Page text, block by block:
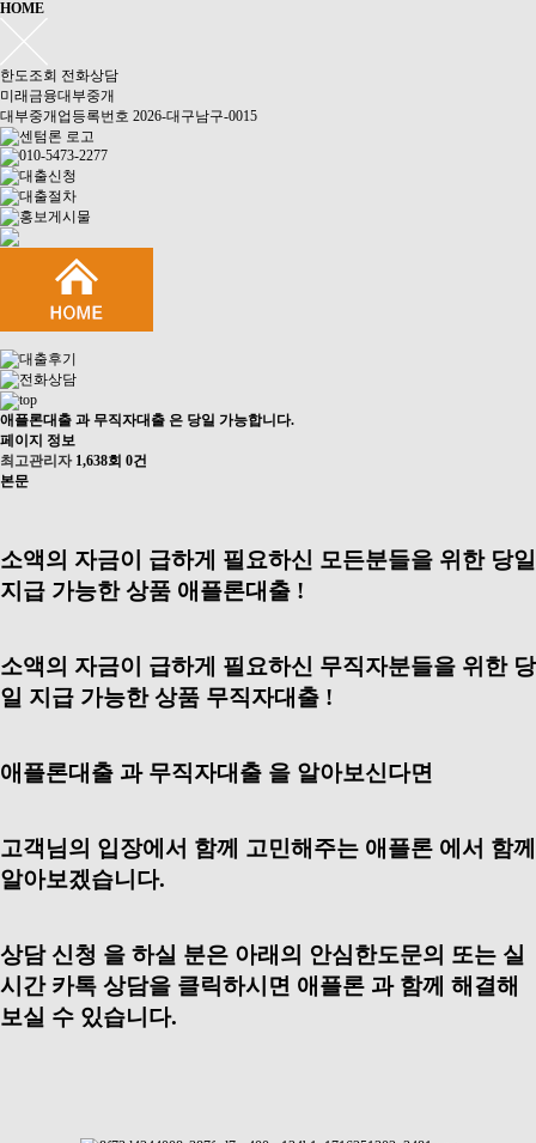
HOME
한도조회 전화상담
미래금융대부중개
대부중개업등록번호 2026-대구남구-0015
애플론대출 과 무직자대출 은 당일 가능합니다.
페이지 정보
최고관리자 1,638회 0건
본문
소액의 자금이 급하게 필요하신 모든분들을 위한 당일
지급 가능한 상품 애플론대출 !
소액의 자금이 급하게 필요하신 무직자분들을 위한 당
일 지급 가능한 상품 무직자대출 !
애플론대출 과 무직자대출 을 알아보신다면
고객님의 입장에서 함께 고민해주는 애플론 에서 함께
알아보겠습니다.
상담 신청 을 하실 분은 아래의 안심한도문의 또는 실
시간 카톡 상담을 클릭하시면 애플론 과 함께 해결해
보실 수 있습니다.